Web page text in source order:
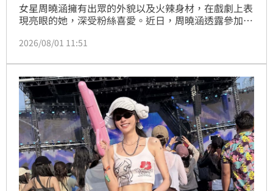
女星周曉涵擁有出眾的外貌以及火辣身材，在戲劇上表
現亮眼的她，深受粉絲喜愛。近日，周曉涵透露參加好
對，對於自己穿著睡衣搭Uber，她也形容好害羞。蔡
2026/08/01 11:51